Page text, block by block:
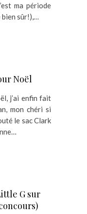
ma période
sûr!),…
Noël
j’ai enfin fait
mon chéri si
le sac Clark
G sur